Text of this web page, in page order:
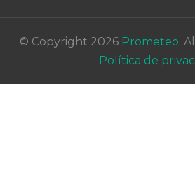
© Copyright 2026 Prometeo.
Política de